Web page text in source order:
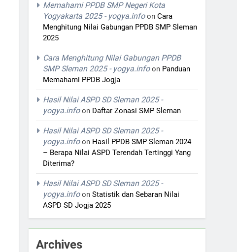
Memahami PPDB SMP Negeri Kota
Yogyakarta 2025 - yogya.infoonCara
Menghitung Nilai Gabungan PPDB SMP Sleman
2025
Cara Menghitung Nilai Gabungan PPDB
SMP Sleman 2025 - yogya.infoon Panduan
Memahami PPDB Jogja
Hasil Nilai ASPD SD Sleman 2025 -
yogya.infoon Daftar Zonasi SMP Sleman
Hasil Nilai ASPD SD Sleman 2025 -
yogya.infoon Hasil PPDB SMP Sleman 2024
– Berapa Nilai ASPD Terendah Tertinggi Yang
Diterima?
Hasil Nilai ASPD SD Sleman 2025 -
yogya.infoonStatistik dan Sebaran Nilai
ASPD SD Jogja 2025
Archives